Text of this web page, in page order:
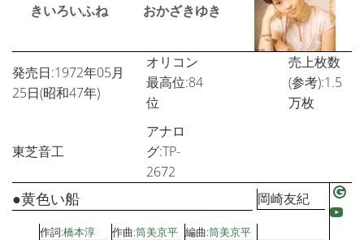
きいろいふね おかざきゆき
発売日:1972年05月
25日(昭和47年)
オリコン
最高位:84
位
売上枚数
(参考):1.5
万枚
東芝音工
アナロ
グ:TP-
2672
●黄色い船 岡崎友紀
作詞:橋本淳 作曲:筒美京平 編曲:筒美京平